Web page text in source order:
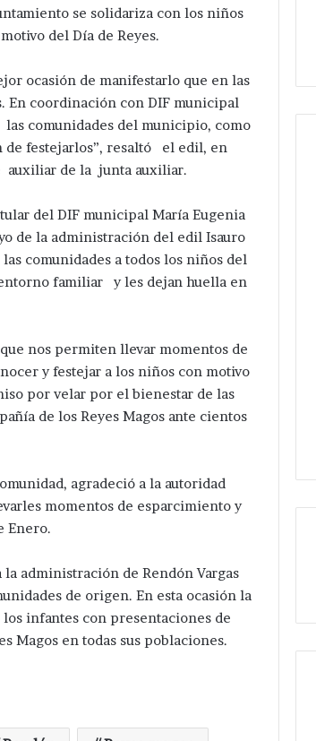
se solidariza con los niños
del Día de Reyes.
ocasión de manifestarlo que en las
En coordinación con DIF municipal
comunidades del municipio, como
de festejarlos”, resaltó el edil, en
auxiliar de la junta auxiliar.
del DIF municipal María Eugenia
de la administración del edil Isauro
comunidades a todos los niños del
familiar y les dejan huella en
nos permiten llevar momentos de
y festejar a los niños con motivo
por velar por el bienestar de las
de los Reyes Magos ante cientos
agradeció a la autoridad
momentos de esparcimiento y
Enero.
administración de Rendón Vargas
de origen. En esta ocasión la
infantes con presentaciones de
Magos en todas sus poblaciones.